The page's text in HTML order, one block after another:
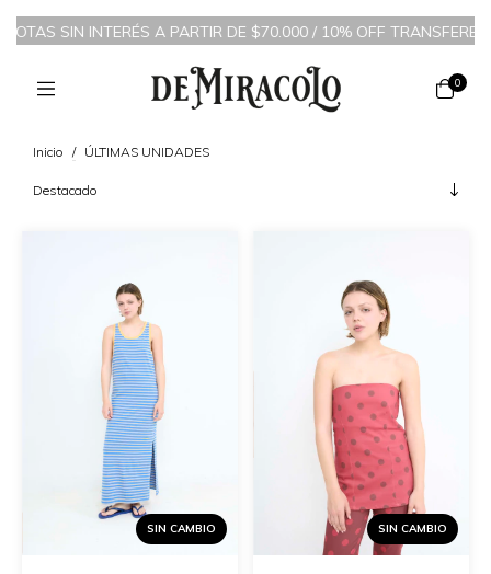
A PARTIR DE $70.000 / 10% OFF TRANSFERENCIA
0
Inicio / ÚLTIMAS UNIDADES
SIN CAMBIO SIN CAMBIO